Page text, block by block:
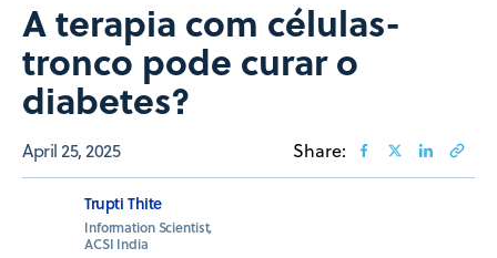
A terapia com células-
tronco pode curar o
diabetes?
April 25, 2025 Share:
Trupti Thite
Information Scientist,
ACSI India